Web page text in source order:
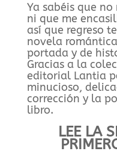
Ya sabéis que
ni que me
así que regreso
novela
portada y de
Gracias a la
editorial Lantia
minucioso,
corrección y la
libro.
LEE LA